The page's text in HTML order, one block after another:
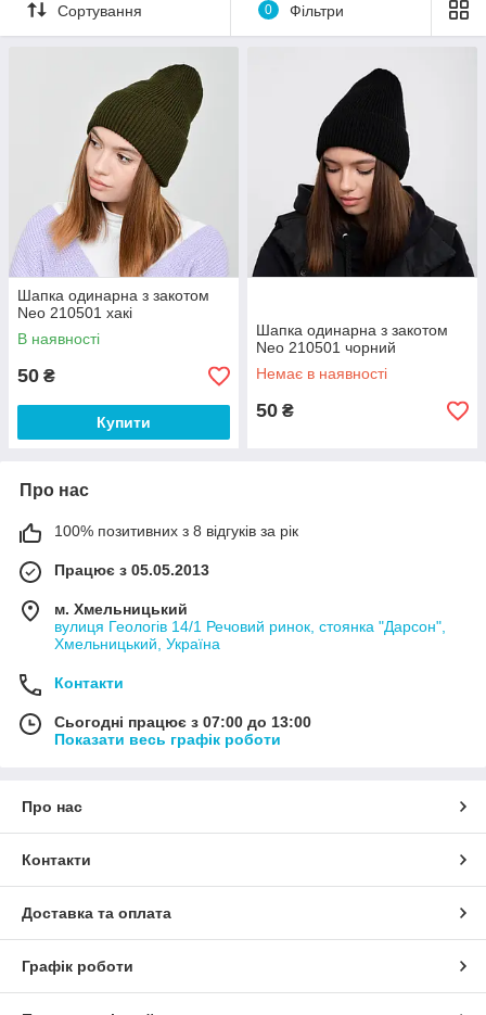
Сортування 0 Фільтри
Шапка одинарна з закотом
Neo 210501 хакі
В наявності
50 ₴
Купити
Шапка одинарна з закотом
Neo 210501 чорний
Немає в наявності
50 ₴
Про нас
100% позитивних з 8 відгуків за рік
Працює з 05.05.2013
м. Хмельницький
вулиця Геологів 14/1 Речовий ринок, стоянка "Дарсон",
Хмельницький, Україна
Контакти
Сьогодні працює з 07:00 до 13:00
Показати весь графік роботи
Про нас
Контакти
Доставка та оплата
Графік роботи